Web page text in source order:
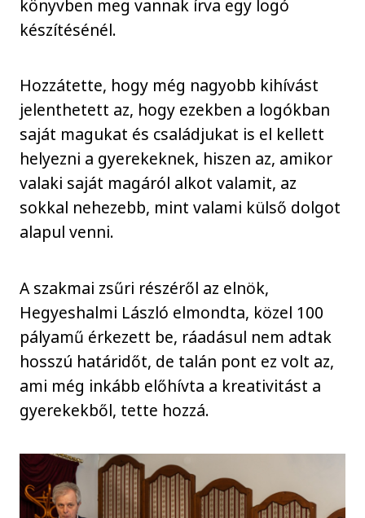
könyvben meg vannak írva egy logó
készítésénél.
Hozzátette, hogy még nagyobb kihívást
jelenthetett az, hogy ezekben a logókban
saját magukat és családjukat is el kellett
helyezni a gyerekeknek, hiszen az, amikor
valaki saját magáról alkot valamit, az
sokkal nehezebb, mint valami külső dolgot
alapul venni.
A szakmai zsűri részéről az elnök,
Hegyeshalmi László elmondta, közel 100
pályamű érkezett be, ráadásul nem adtak
hosszú határidőt, de talán pont ez volt az,
ami még inkább előhívta a kreativitást a
gyerekekből, tette hozzá.